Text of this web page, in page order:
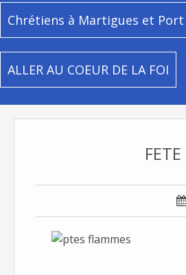
Chrétiens à Martigues et Port
ALLER AU COEUR DE LA FOI
